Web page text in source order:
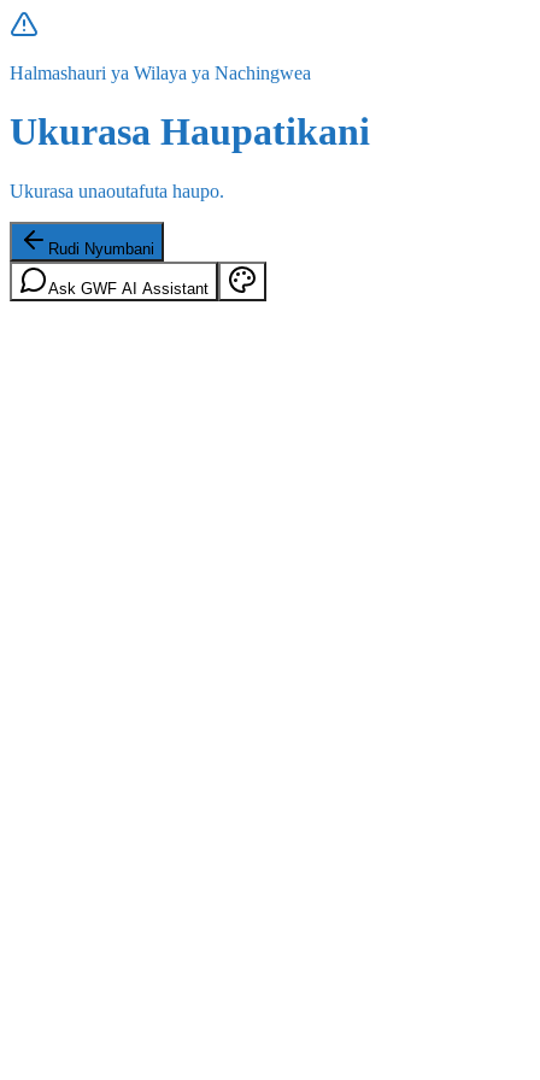
Halmashauri ya Wilaya ya Nachingwea
Ukurasa Haupatikani
Ukurasa unaoutafuta haupo.
Rudi Nyumbani
Ask GWF AI Assistant